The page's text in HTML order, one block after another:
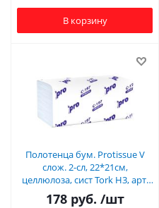
В корзину
Полотенца бум. Protissue V
слож. 2-сл, 22*21см,
целлюлоза, сист Tork H3, арт.
С197
178руб. /шт